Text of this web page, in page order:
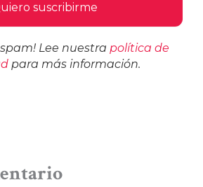
Lee nuestra política de
para más información.